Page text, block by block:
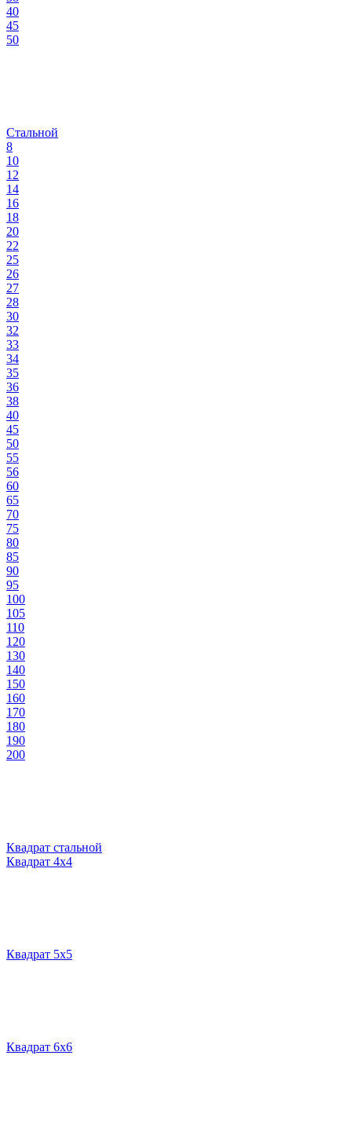
40
45
50
Стальной
8
10
12
14
16
18
20
22
25
26
27
28
30
32
33
34
35
36
38
40
45
50
55
56
60
65
70
75
80
85
90
95
100
105
110
120
130
140
150
160
170
180
190
200
Квадрат стальной
Квадрат 4х4
Квадрат 5х5
Квадрат 6х6